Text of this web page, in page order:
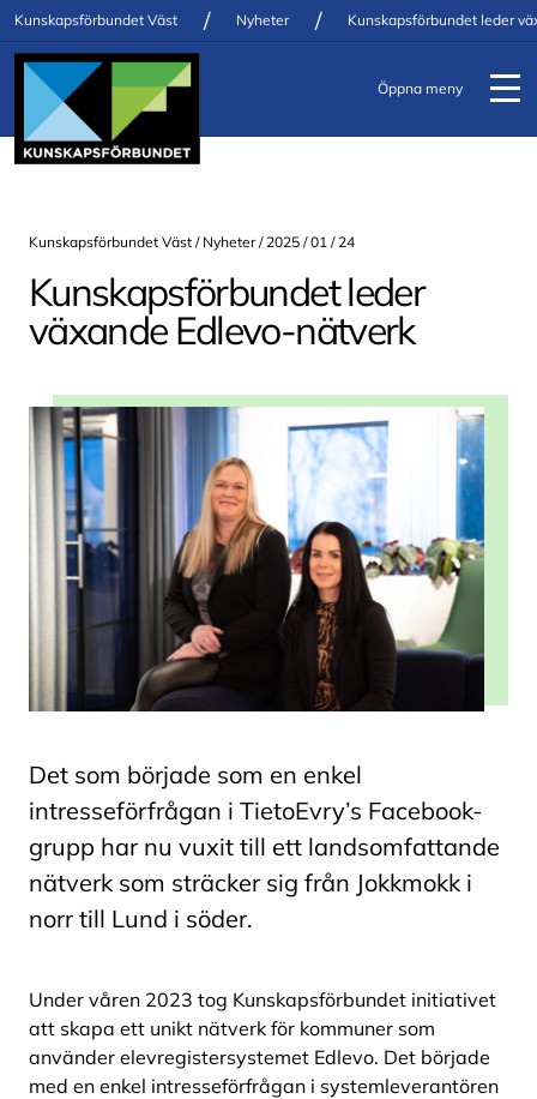
Kunskapsförbundet Väst / Nyheter / Kunskapsförbundet leder
Öppna meny
Kunskapsförbundet Väst / Nyheter/ 2025 / 01 / 24
Kunskapsförbundet leder
växande Edlevo-nätverk
Det som började som en enkel
intresseförfrågan i TietoEvry’s Facebook-
grupp har nu vuxit till ett landsomfattande
nätverk som sträcker sig från Jokkmokk i
norr till Lund i söder.
Under våren 2023 tog Kunskapsförbundet initiativet
att skapa ett unikt nätverk för kommuner som
använder elevregistersystemet Edlevo. Det började
med en enkel intresseförfrågan i systemleverantören